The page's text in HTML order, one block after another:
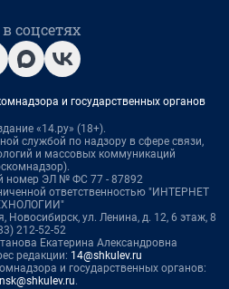
соцсетях
и государственных органов
«14.ру» (18+).
службой по надзору в сфере связи,
и массовых коммуникаций
номер ЭЛ № ФС 77 - 87892
ответственностью "ИНТЕРНЕТ
Новосибирск, ул. Ленина, д. 12, 6 этаж, 8
212-52-52
Екатерина Александровна
редакции: 14@shkulev.ru
и государственных органов:
.